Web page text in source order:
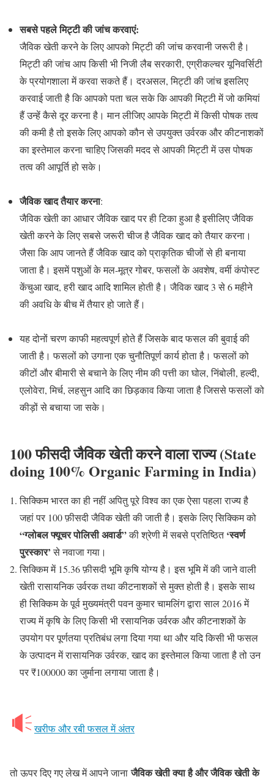
सबसे पहले मिट्टी की जांच करवाएं:
जैविक खेती करने के लिए आपको मिट्टी की जांच करवानी जरूरी है।
मिट्टी की जांच आप किसी भी निजी लैब सरकारी, एग्रीकल्चर यूनिवर्सिटी
के प्रयोगशाला में करवा सकते हैं। दरअसल, मिट्टी की जांच इसलिए
करवाई जाती है कि आपको पता चल सके कि आपकी मिट्टी में जो कमियां
हैं उन्हें कैसे दूर करना है। मान लीजिए आपके मिट्टी में किसी पोषक तत्व
की कमी है तो इसके लिए आपको कौन से उपयुक्त उर्वरक और कीटनाशकों
का इस्तेमाल करना चाहिए जिसकी मदद से आपकी मिट्टी में उस पोषक
तत्व की आपूर्ति हो सके।
जैविक खाद तैयार करना:
जैविक खेती का आधार जैविक खाद पर ही टिका हुआ है इसीलिए जैविक
खेती करने के लिए सबसे जरूरी चीज है जैविक खाद को तैयार करना।
जैसा कि आप जानते हैं जैविक खाद को प्राकृतिक चीजों से ही बनाया
जाता है। इसमें पशुओं के मल-मूत्र गोबर, फसलों के अवशेष, वर्मी कंपोस्ट
केंचुआ खाद, हरी खाद आदि शामिल होती है। जैविक खाद 3 से 6 महीने
की अवधि के बीच में तैयार हो जाते हैं।
यह दोनों चरण काफी महत्वपूर्ण होते हैं जिसके बाद फसल की बुवाई की
जाती है। फसलों को उगाना एक चुनौतिपूर्ण कार्य होता है। फसलों को
कीटों और बीमारी से बचाने के लिए नीम की पत्ती का घोल, निंबोली, हल्दी,
एलोवेरा, मिर्च, लहसुन आदि का छिड़काव किया जाता है जिससे फसलों को
कीड़ों से बचाया जा सके।
100 फीसदी जैविक खेती करने वाला राज्य (State
doing 100% Organic Farming in India)
सिक्किम भारत का ही नहीं अपितु पूरे विश्व का एक ऐसा पहला राज्य है
जहां पर 100 फ़ीसदी जैविक खेती की जाती है। इसके लिए सिक्किम को
“ग्लोबल फ्यूचर पोलिसी अवार्ड”की श्रेणी में सबसे प्रतिष्ठित‘स्वर्ण
पुरस्कार’से नवाजा गया।
सिक्किम में 15.36 फ़ीसदी भूमि कृषि योग्य है। इस भूमि में की जाने वाली
खेती रासायनिक उर्वरक तथा कीटनाशकों से मुक्त होती है। इसके साथ
ही सिक्किम के पूर्व मुख्यमंत्री पवन कुमार चामलिंग द्वारा साल 2016 में
राज्य में कृषि के लिए किसी भी रसायनिक उर्वरक और कीटनाशकों के
उपयोग पर पूर्णतया प्रतिबंध लगा दिया गया था और यदि किसी भी फसल
के उत्पादन में रासायनिक उर्वरक, खाद का इस्तेमाल किया जाता है तो उन
पर ₹100000 का जुर्माना लगाया जाता है।
खरीफ और रबी फसल में अंतर
तो ऊपर दिए गए लेख में आपने जानाजैविक खेती क्या है और जैविक खेती के